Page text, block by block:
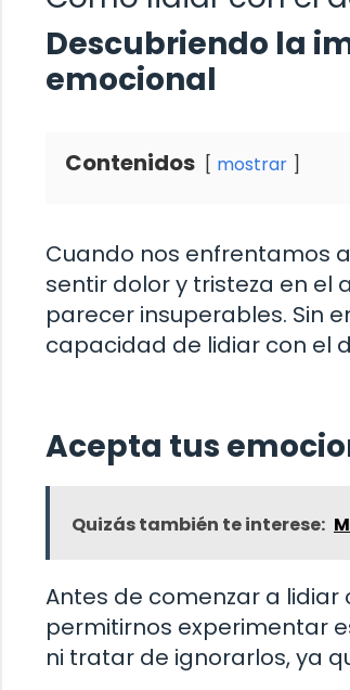
Descubriendo la
emocional
Contenidos mostrar
Cuando nos enfrentamos
sentir dolor y tristeza en el
parecer insuperables. Sin
capacidad de lidiar con el
Acepta tus
Quizás también te interese:
Antes de comenzar a
permitirnos experimentar
ni tratar de ignorarlos, ya